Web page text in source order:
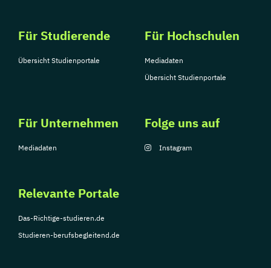
Für Studierende
Übersicht Studienportale
Für Hochschulen
Mediadaten
Übersicht Studienportale
Für Unternehmen
Mediadaten
Relevante Portale
Das-Richtige-studieren.de
Studieren-berufsbegleitend.de
Folge uns auf
Instagram